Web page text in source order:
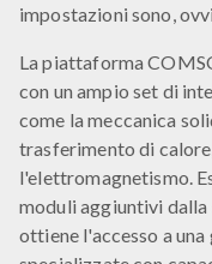
impostazioni sono,
La piattaforma
con un ampio set di
come la meccanica
trasferimento di
l'elettromagnetismo.
moduli aggiuntivi
ottiene l'accesso a